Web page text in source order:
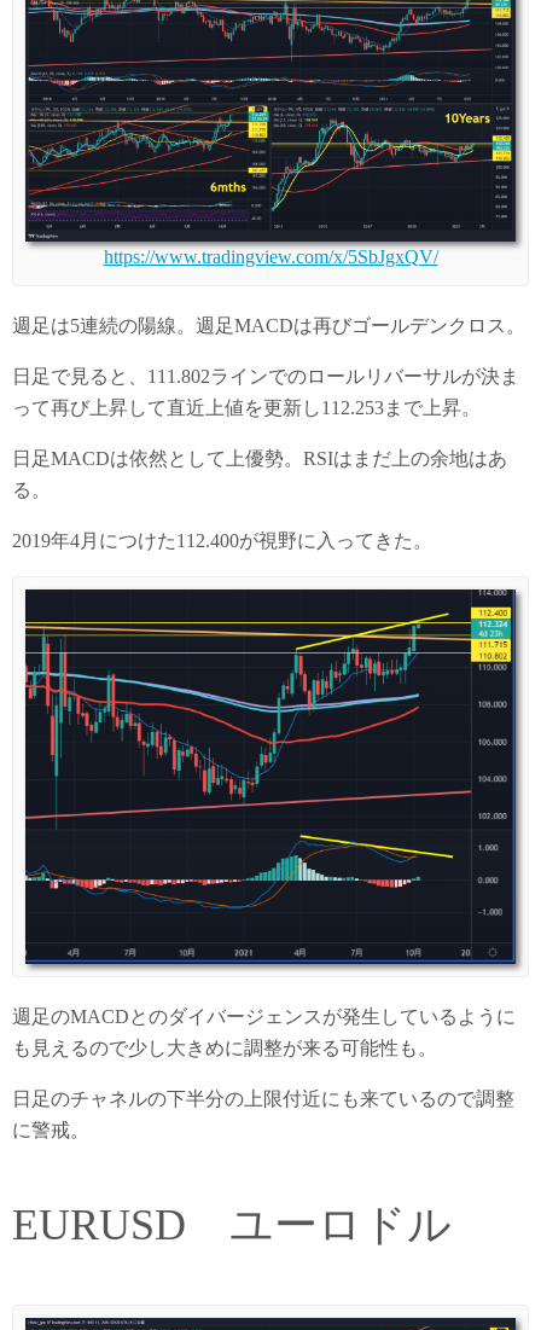
https://www.tradingview.com/x/5SbJgxQV/
週足は5連続の陽線。週足MACDは再びゴールデンクロス。
日足で見ると、111.802ラインでのロールリバーサルが決ま
って再び上昇して直近上値を更新し112.253まで上昇。
日足MACDは依然として上優勢。RSIはまだ上の余地はあ
る。
2019年4月につけた112.400が視野に入ってきた。
週足のMACDとのダイバージェンスが発生しているように
も見えるので少し大きめに調整が来る可能性も。
日足のチャネルの下半分の上限付近にも来ているので調整
に警戒。
EURUSD ユーロドル